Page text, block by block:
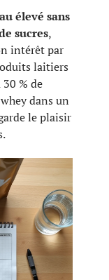
élevé sans
sucres,
intérêt par
laitiers
% de
dans un
le plaisir